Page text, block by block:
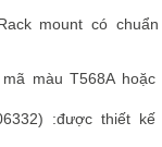
mount có chuẩn
màu T568A hoặc
:được thiết kế